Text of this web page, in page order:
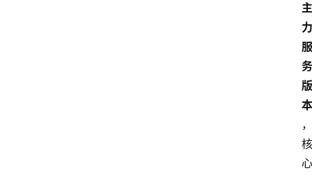
主
力
服
务
版
本
，
核
心